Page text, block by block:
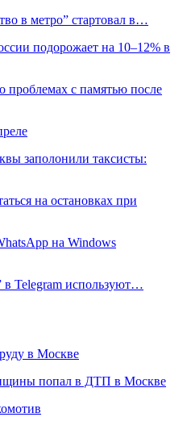
в метро” стартовал в…
подорожает на 10–12% в
проблемах с памятью после
заполонили таксисты:
на остановках при
на Windows
Telegram используют…
в Москве
попал в ДТП в Москве